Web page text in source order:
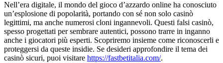
Nell’era digitale, il mondo del gioco d’azzardo online ha conosciuto
un’esplosione di popolarità, portando con sé non solo casinò
legittimi, ma anche numerosi cloni ingannevoli. Questi falsi casinò,
spesso progettati per sembrare autentici, possono trarre in inganno
anche i giocatori più esperti. Scopriremo insieme come riconoscerli e
proteggersi da queste insidie. Se desideri approfondire il tema dei
casinò sicuri, puoi visitare https://fastbetitalia.com/.